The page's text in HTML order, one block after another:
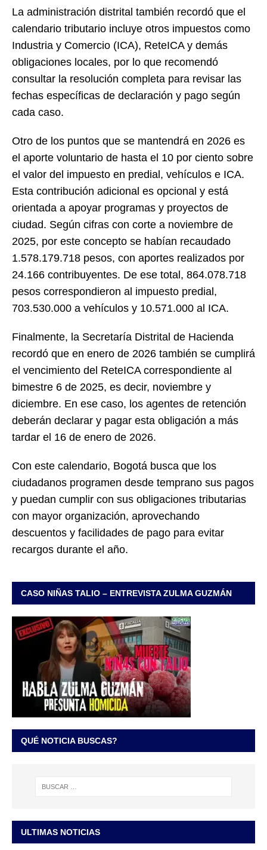
La administración distrital también recordó que el
calendario tributario incluye otros impuestos como
Industria y Comercio (ICA), ReteICA y demás
obligaciones locales, por lo que recomendó
consultar la resolución completa para revisar las
fechas específicas de declaración y pago según
cada caso.
Otro de los puntos que se mantendrá en 2026 es
el aporte voluntario de hasta el 10 por ciento sobre
el valor del impuesto en predial, vehículos e ICA.
Esta contribución adicional es opcional y está
orientada a apoyar programas y proyectos de
ciudad. Según cifras con corte a noviembre de
2025, por este concepto se habían recaudado
1.578.179.718 pesos, con aportes realizados por
24.166 contribuyentes. De ese total, 864.078.718
pesos correspondieron al impuesto predial,
703.530.000 a vehículos y 10.571.000 al ICA.
Finalmente, la Secretaría Distrital de Hacienda
recordó que en enero de 2026 también se cumplirá
el vencimiento del ReteICA correspondiente al
bimestre 6 de 2025, es decir, noviembre y
diciembre. En ese caso, los agentes de retención
deberán declarar y pagar esta obligación a más
tardar el 16 de enero de 2026.
Con este calendario, Bogotá busca que los
ciudadanos programen desde temprano sus pagos
y puedan cumplir con sus obligaciones tributarias
con mayor organización, aprovechando
descuentos y facilidades de pago para evitar
recargos durante el año.
CASO NIÑAS TALIO – ENTREVISTA ZULMA GUZMÁN
QUÉ NOTICIA BUSCAS?
ULTIMAS NOTICIAS